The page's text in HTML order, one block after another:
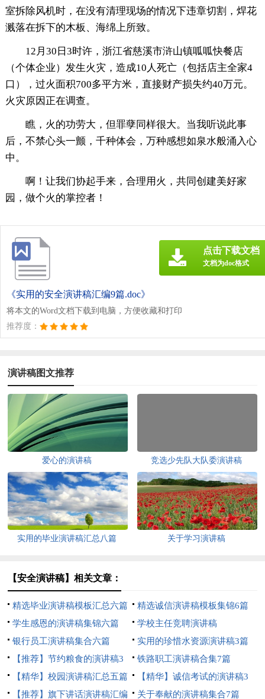
室拆除风机时，在没有清理现场的情况下违章切割，焊花
溅落在拆下的木板、海绵上所致。
12月30日3时许，浙江省慈溪市浒山镇呱呱快餐店
（个体企业）发生火灾，造成10人死亡（包括店主全家4
口），过火面积700多平方米，直接财产损失约40万元。
火灾原因正在调查。
瞧，火的功劳大，但罪孽同样很大。当我听说此事
后，不禁心头一颤，千种体会，万种感想如泉水般涌入心
中。
啊！让我们协起手来，合理用火，共同创建美好家
园，做个火的掌控者！
《实用的安全演讲稿汇编9篇.doc》
将本文的Word文档下载到电脑，方便收藏和打印
推荐度：
点击下载文档
文档为doc格式
演讲稿图文推荐
爱心的演讲稿 竞选少先队大队委演讲稿
实用的毕业演讲稿汇总八篇 关于学习演讲稿
【安全演讲稿】相关文章：
精选毕业演讲稿模板汇总六篇
精选诚信演讲稿模板集锦6篇
学生感恩的演讲稿集锦六篇
学校主任竞聘演讲稿
银行员工演讲稿集合六篇
实用的珍惜水资源演讲稿3篇
【推荐】节约粮食的演讲稿3
篇
铁路职工演讲稿合集7篇
【精华】校园演讲稿汇总五篇
【精华】诚信考试的演讲稿3
篇
【推荐】旗下讲话演讲稿汇编 关于奉献的演讲稿集合7篇